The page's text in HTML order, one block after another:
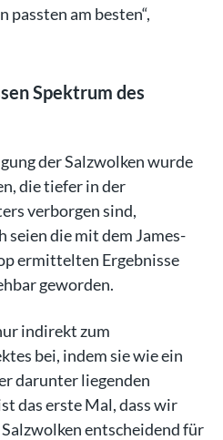
passten am besten“,
Spektrum des
der Salzwolken wurde
die tiefer in der
verborgen sind,
seien die mit dem James-
ermittelten Ergebnisse
geworden.
indirekt zum
bei, indem sie wie ein
darunter liegenden
das erste Mal, dass wir
entscheidend für